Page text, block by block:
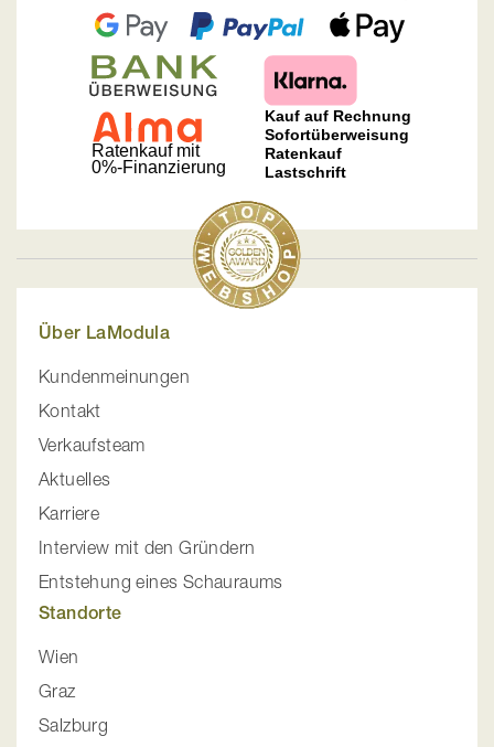
Über LaModula
Kundenmeinungen
Kontakt
Verkaufsteam
Aktuelles
Karriere
Interview mit den Gründern
Entstehung eines Schauraums
Standorte
Wien
Graz
Salzburg